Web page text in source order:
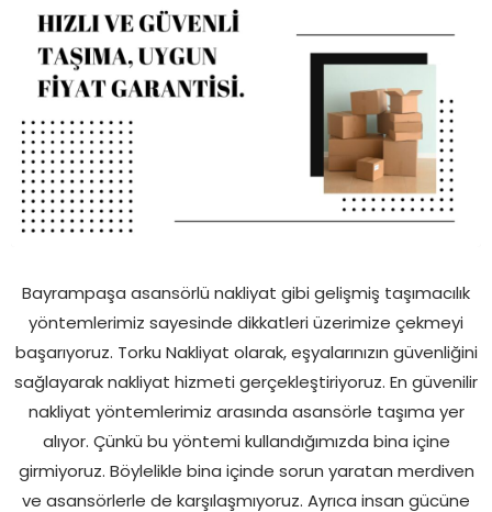
Bayrampaşa asansörlü nakliyat gibi gelişmiş taşımacılık
yöntemlerimiz sayesinde dikkatleri üzerimize çekmeyi
başarıyoruz. Torku Nakliyat olarak, eşyalarınızın güvenliğini
sağlayarak nakliyat hizmeti gerçekleştiriyoruz. En güvenilir
nakliyat yöntemlerimiz arasında asansörle taşıma yer
alıyor. Çünkü bu yöntemi kullandığımızda bina içine
girmiyoruz. Böylelikle bina içinde sorun yaratan merdiven
ve asansörlerle de karşılaşmıyoruz. Ayrıca insan gücüne